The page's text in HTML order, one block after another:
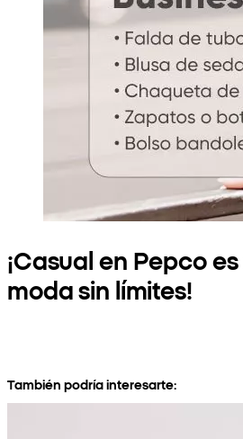
¡Casual en Pepco
moda sin límites!
También podría interesarte: